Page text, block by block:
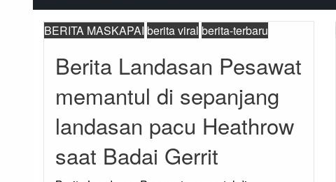
BERITA MASKAPAI berita viral berita-terbaru
Berita Landasan Pesawat
memantul di sepanjang
landasan pacu Heathrow
saat Badai Gerrit